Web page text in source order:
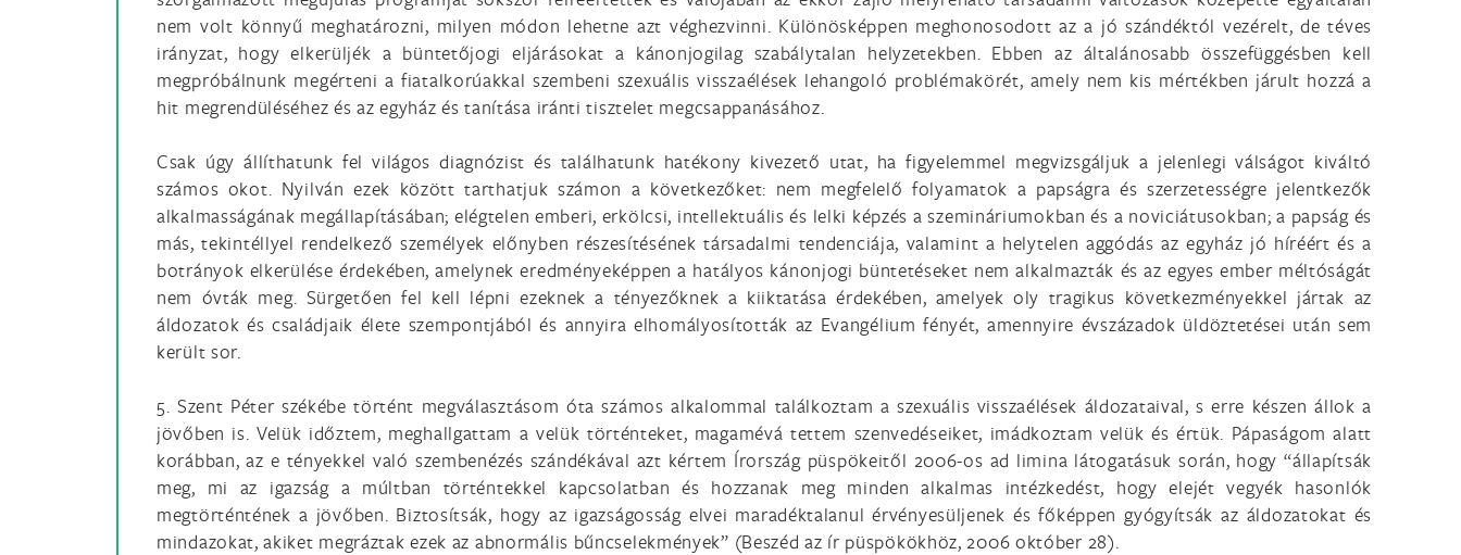
nem volt könnyű meghatározni, milyen módon lehetne azt véghezvinni. Különösképpen meghonosodott az a jó szándéktól vezérelt, de téves
irányzat, hogy elkerüljék a büntetőjogi eljárásokat a kánonjogilag szabálytalan helyzetekben. Ebben az általánosabb összefüggésben kell
megpróbálnunk megérteni a fiatalkorúakkal szembeni szexuális visszaélések lehangoló problémakörét, amely nem kis mértékben járult hozzá a
hit megrendüléséhez és az egyház és tanítása iránti tisztelet megcsappanásához.
Csak úgy állíthatunk fel világos diagnózist és találhatunk hatékony kivezető utat, ha figyelemmel megvizsgáljuk a jelenlegi válságot kiváltó
számos okot. Nyilván ezek között tarthatjuk számon a következőket: nem megfelelő folyamatok a papságra és szerzetességre jelentkezők
alkalmasságának megállapításában; elégtelen emberi, erkölcsi, intellektuális és lelki képzés a szemináriumokban és a noviciátusokban; a papság és
más, tekintéllyel rendelkező személyek előnyben részesítésének társadalmi tendenciája, valamint a helytelen aggódás az egyház jó híréért és a
botrányok elkerülése érdekében, amelynek eredményeképpen a hatályos kánonjogi büntetéseket nem alkalmazták és az egyes ember méltóságát
nem óvták meg. Sürgetően fel kell lépni ezeknek a tényezőknek a kiiktatása érdekében, amelyek oly tragikus következményekkel jártak az
áldozatok és családjaik élete szempontjából és annyira elhomályosították az Evangélium fényét, amennyire évszázadok üldöztetései után sem
került sor.
5. Szent Péter székébe történt megválasztásom óta számos alkalommal találkoztam a szexuális visszaélések áldozataival, s erre készen állok a
jövőben is. Velük időztem, meghallgattam a velük történteket, magamévá tettem szenvedéseiket, imádkoztam velük és értük. Pápaságom alatt
korábban, az e tényekkel való szembenézés szándékával azt kértem Írország püspökeitől 2006-os ad limina látogatásuk során, hogy “állapítsák
meg, mi az igazság a múltban történtekkel kapcsolatban és hozzanak meg minden alkalmas intézkedést, hogy elejét vegyék hasonlók
megtörténtének a jövőben. Biztosítsák, hogy az igazságosság elvei maradéktalanul érvényesüljenek és főképpen gyógyítsák az áldozatokat és
mindazokat, akiket megráztak ezek az abnormális bűncselekmények” (Beszéd az ír püspökökhöz, 2006 október 28).